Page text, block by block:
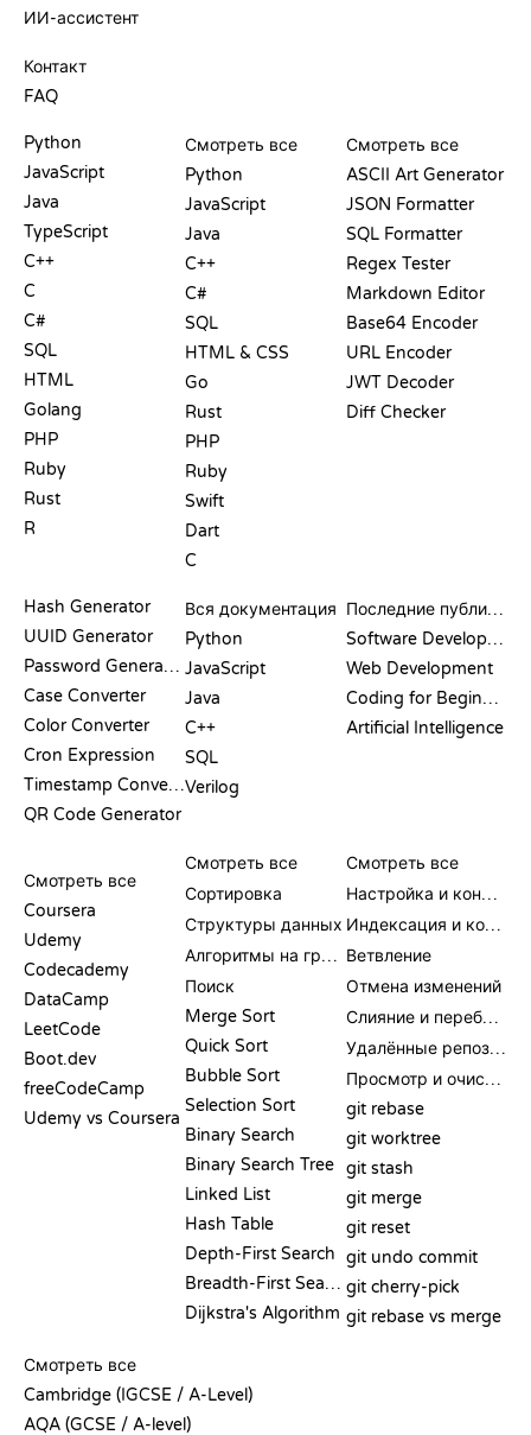
ИИ-ассистент
Контакт
FAQ
Python
JavaScript
Java
TypeScript
C++
C
C#
SQL
HTML
Golang
PHP
Ruby
Rust
R
Смотреть все
Python
JavaScript
Java
C++
C#
SQL
HTML & CSS
Go
Rust
PHP
Ruby
Swift
Dart
C
Смотреть все
ASCII Art Generator
JSON Formatter
SQL Formatter
Regex Tester
Markdown Editor
Base64 Encoder
URL Encoder
JWT Decoder
Diff Checker
Hash Generator
UUID Generator
Password Generator
Case Converter
Color Converter
Cron Expression
Timestamp Converter
QR Code Generator
Вся документация
Python
JavaScript
Java
C++
SQL
Verilog
Последние публикации
Software Development
Web Development
Coding for Beginners
Artificial Intelligence
Смотреть все
Coursera
Udemy
Codecademy
DataCamp
LeetCode
Boot.dev
freeCodeCamp
Udemy vs Coursera
Смотреть все
Сортировка
Структуры данных
Алгоритмы на графах
Поиск
Merge Sort
Quick Sort
Bubble Sort
Selection Sort
Binary Search
Binary Search Tree
Linked List
Hash Table
Depth-First Search
Breadth-First Search
Dijkstra's Algorithm
Смотреть все
Настройка и конфигурация
Индексация и коммит
Ветвление
Отмена изменений
Слияние и перебазирование
Удалённые репозитории
Просмотр и очистка
git rebase
git worktree
git stash
git merge
git reset
git undo commit
git cherry-pick
git rebase vs merge
Смотреть все
Cambridge (IGCSE / A-Level)
AQA (GCSE / A-level)